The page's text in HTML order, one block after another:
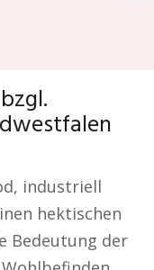
industriell
hektischen
Bedeutung der